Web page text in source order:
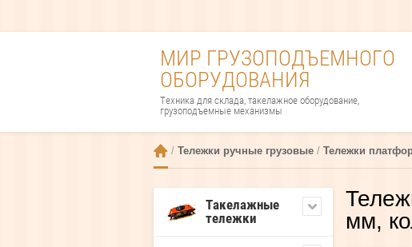
МИР ГРУЗОПОДЪЕМНОГО
ОБОРУДОВАНИЯ
Техника для склада, такелажное оборудование,
грузоподъемные механизмы
/ Тележки ручные грузовые / Тележки
Такелажные
тележки
мм,